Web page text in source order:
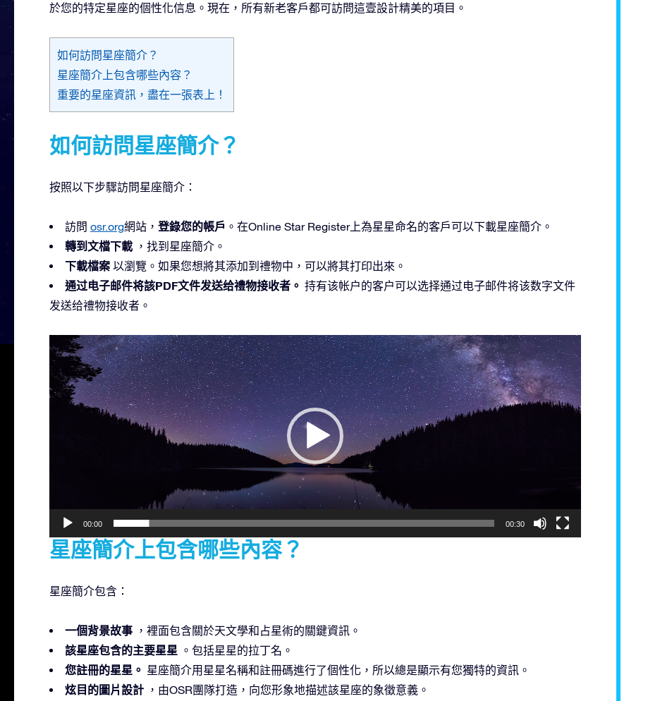
於您的特定星座的個性化信息。現在，所有新老客戶都可訪問這壹設計精美的項目。
如何訪問星座簡介？
星座簡介上包含哪些內容？
重要的星座資訊，盡在一張表上！
如何訪問星座簡介？
按照以下步驟訪問星座簡介：
訪問 osr.org網站， 登錄您的帳戶 。在Online Star Register上為星星命名的客戶可以下載星座簡介。
轉到文檔下載 ，找到星座簡介。
下載檔案 以瀏覽。如果您想將其添加到禮物中，可以將其打印出來。
通过电子邮件将該PDF文件发送给禮物接收者。 持有该帐户的客户可以选择通过电子邮件将该数字文件
发送给禮物接收者。
視
訊
播
放
00:00 00:30
星座簡介上包含哪些內容？
星座簡介包含：
一個背景故事 ，裡面包含關於天文學和占星術的關鍵資訊。
該星座包含的主要星星 。包括星星的拉丁名。
您註冊的星星。 星座簡介用星星名稱和註冊碼進行了個性化，所以總是顯示有您獨特的資訊。
炫目的圖片設計 ，由OSR團隊打造，向您形象地描述該星座的象徵意義。